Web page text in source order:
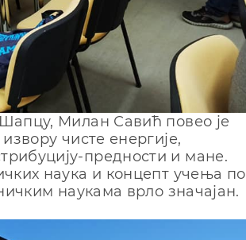
Милан Савић повео је
чисте енергије,
предности и мане.
наука и концепт учења по
наукама врло значајан.